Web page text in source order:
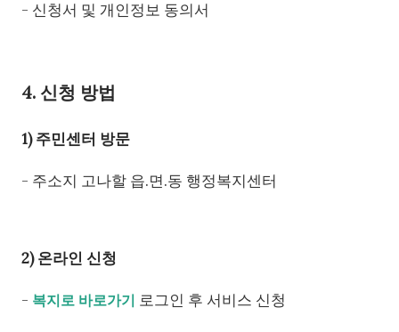
- 신청서 및 개인정보 동의서
4. 신청 방법
1) 주민센터 방문
- 주소지 고나할 읍.면.동 행정복지센터
2) 온라인 신청
- 복지로 바로가기 로그인 후 서비스 신청